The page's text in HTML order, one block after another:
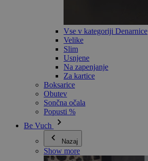
Vse v kategoriji Denarnice
Velike
Slim
Usnjene
Na zapenjanje
Za kartice
Boksarice
Obutev
Sončna očala
Popusti %
Be Vuch
Nazaj
Show more